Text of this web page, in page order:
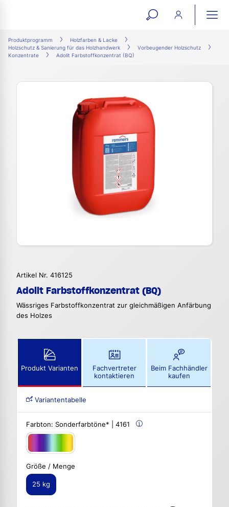
open
form
Produktprogramm
Holzfarben & Lacke
Holzschutz & Sanierung für das Holzhandwerk
Vorbeugender Holzschutz
Konzentrate
Adolit Farbstoffkonzentrat (BQ)
Artikel Nr. 416125
Adolit Farbstoffkonzentrat (BQ)
Wässriges Farbstoffkonzentrat zur gleichmäßigen Anfärbung
des Holzes
Produkt Varianten
Fachvertreter
kontaktieren
Beim Fachhändler
kaufen
Variantentabelle
Farbton: Sonderfarbtöne* | 4161
Größe / Menge
25 kg